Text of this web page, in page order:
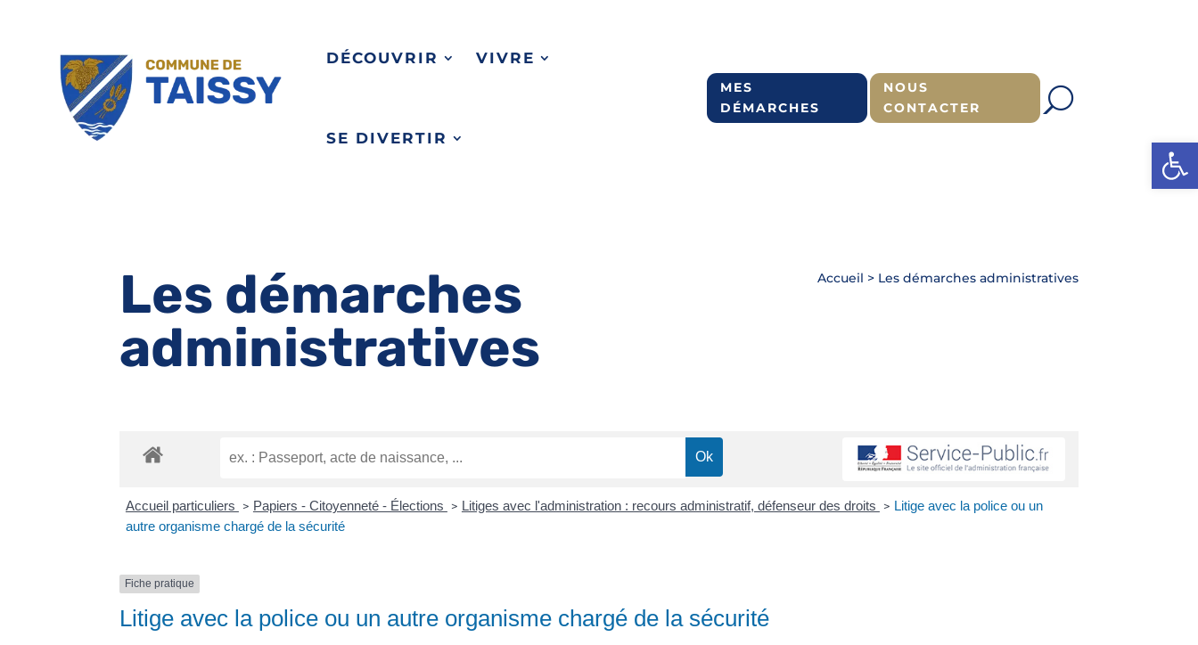
Ouvrir
DÉCOUVRIR VIVRE
SE DIVERTIR
MES
DÉMARCHES
NOUS
CONTACTER
Les démarches
administratives
Accueil > Les démarches administratives
Accueil particuliers > Papiers - Citoyenneté - Élections > Litiges avec l'administration : recours administratif, défenseur des droits > Litige avec la police ou un
autre organisme chargé de la sécurité
Fiche pratique
Litige avec la police ou un autre organisme chargé de la sécurité